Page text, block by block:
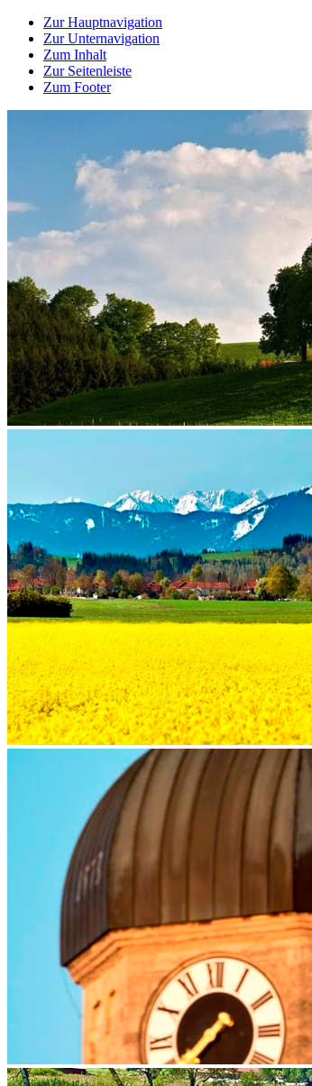
Zur Hauptnavigation
Zur Unternavigation
Zum Inhalt
Zur Seitenleiste
Zum Footer